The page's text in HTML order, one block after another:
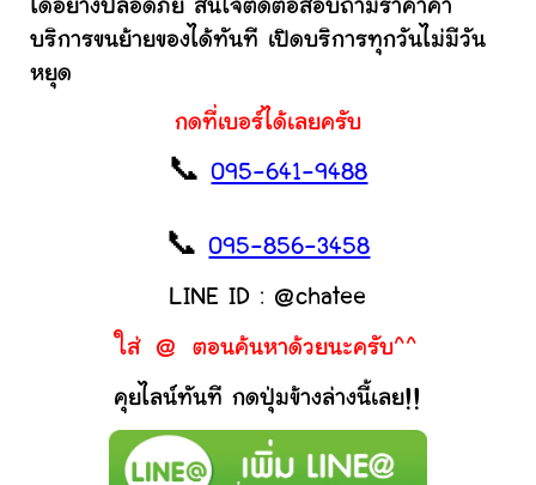
ได้อย่างปลอดภัย สนใจติดต่อสอบถามราคาค่า
บริการขนย้ายของได้ทันที เปิดบริการทุกวันไม่มีวัน
หยุด
กดที่เบอร์ได้เลยครับ
📞095-641-9488
📞095-856-3458
LINE ID : @chatee
ใส่ @ ตอนค้นหาด้วยนะครับ^^
คุยไลน์ทันที กดปุ่มข้างล่างนี้เลย!!